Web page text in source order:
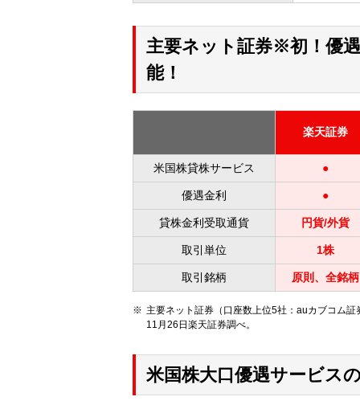
主要ネット証券※初！優
能！
楽天証券
米国株貸株サービス ●
優遇金利 ●
貸株金利受取通貨 円貨/外貨
取引単位 1株
取引銘柄 原則、全銘柄
主要ネット証券（口座数上位5社：auカブコム
11月26日楽天証券調べ。
米国株大口優遇サービス